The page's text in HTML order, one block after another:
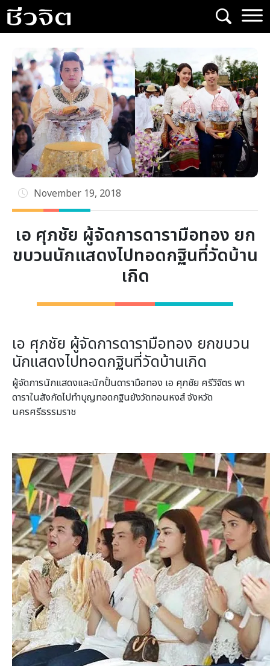
Skip
to
content
November 19, 2018
เอ ศุภชัย ผู้จัดการดารามือทอง ยก
ขบวนนักแสดงไปทอดกฐินที่วัดบ้าน
เกิด
เอ ศุภชัย ผู้จัดการดารามือทอง ยกขบวน
นักแสดงไปทอดกฐินที่วัดบ้านเกิด
ผู้จัดการนักแสดงและนักปั้นดารามือทอง เอ ศุภชัย ศรีวิจิตร พา
ดาราในสังกัดไปทำบุญทอดกฐินยังวัดทอนหงส์ จังหวัด
นครศรีธรรมราช